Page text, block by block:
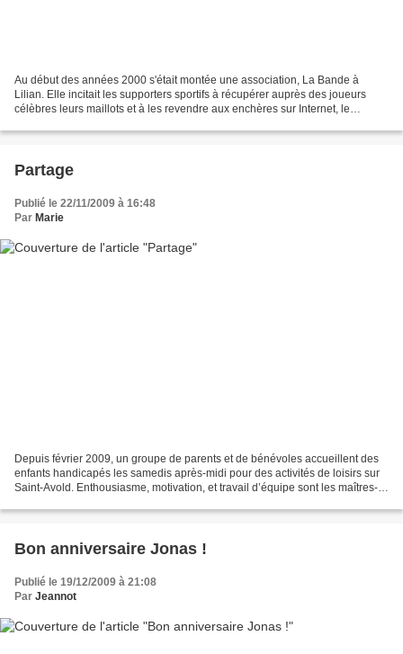
Au début des années 2000 s'était montée une association, La Bande à
Lilian. Elle incitait les supporters sportifs à récupérer auprès des joueurs
célèbres leurs maillots et à les revendre aux enchères sur Internet, le
Partage
Publié le 22/11/2009 à 16:48
Par Marie
Depuis février 2009, un groupe de parents et de bénévoles accueillent des
enfants handicapés les samedis après-midi pour des activités de loisirs sur
Saint-Avold. Enthousiasme, motivation, et travail d’équipe sont les maîtres-
Bon anniversaire Jonas !
Publié le 19/12/2009 à 21:08
Par Jeannot